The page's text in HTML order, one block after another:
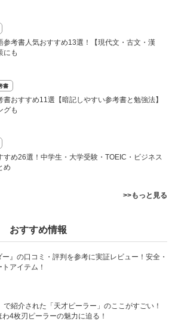
参考書人気おすすめ13選！【現代文・古文・漢
にも
書
書おすすめ11選【暗記しやすい参考書と勉強法】
グも
すめ26選！中学生・大学受験・TOEIC・ビジネス
め
>>もっと見る
おすすめ情報
ー』の口コミ・評判を参考に実証レビュー！安全・
アイテム！
で紹介された「天才ピーラー」のここがすごい！
4枚刃ピーラーの魅力に迫る！